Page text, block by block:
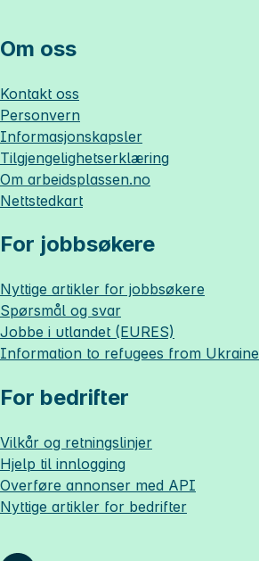
Om oss
Kontakt oss
Personvern
Informasjonskapsler
Tilgjengelighetserklæring
Om arbeidsplassen.no
Nettstedkart
For jobbsøkere
Nyttige artikler for jobbsøkere
Spørsmål og svar
Jobbe i utlandet (EURES)
Information to refugees from Ukraine
For bedrifter
Vilkår og retningslinjer
Hjelp til innlogging
Overføre annonser med API
Nyttige artikler for bedrifter